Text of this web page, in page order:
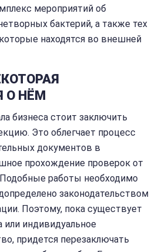
мероприятий об
бактерий, а также тех
находятся во внешней
О НЁМ
бизнеса стоит заключить
Это облегчает процесс
документов в
прохождение проверок от
работы необходимо
законодательством
Поэтому, пока существует
индивидуальное
придется перезаключать